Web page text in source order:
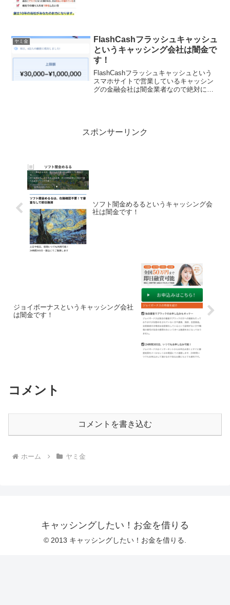
ヤミ金
FlashCashフラッシュキャッシュ
というキャッシング会社は闇金で
す！
FlashCashフラッシュキャッシュという
スマホサイトで営業しているキャッシン
グの金融会社は闇金業者なので絶対に関
スポンサーリンク
ソフト闇金めるるというキャッシング会
社は闇金です！
ジョイボーナスというキャッシング会社
は闇金です！
コメント
コメントを書き込む
ホーム ヤミ金
キャッシングしたい！お金を借りる
© 2013 キャッシングしたい！お金を借りる.